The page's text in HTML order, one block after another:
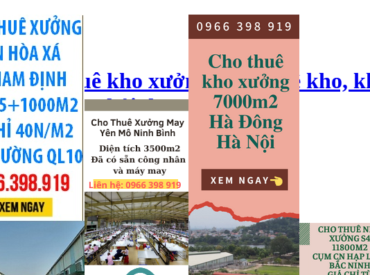
cho thuê kho xưởng, cho thuê kho,
xưởng hải dương